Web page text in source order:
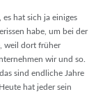
hat sich ja einiges
habe, um bei der
weil dort früher
wir und so.
sind endliche Jahre
hat jeder sein